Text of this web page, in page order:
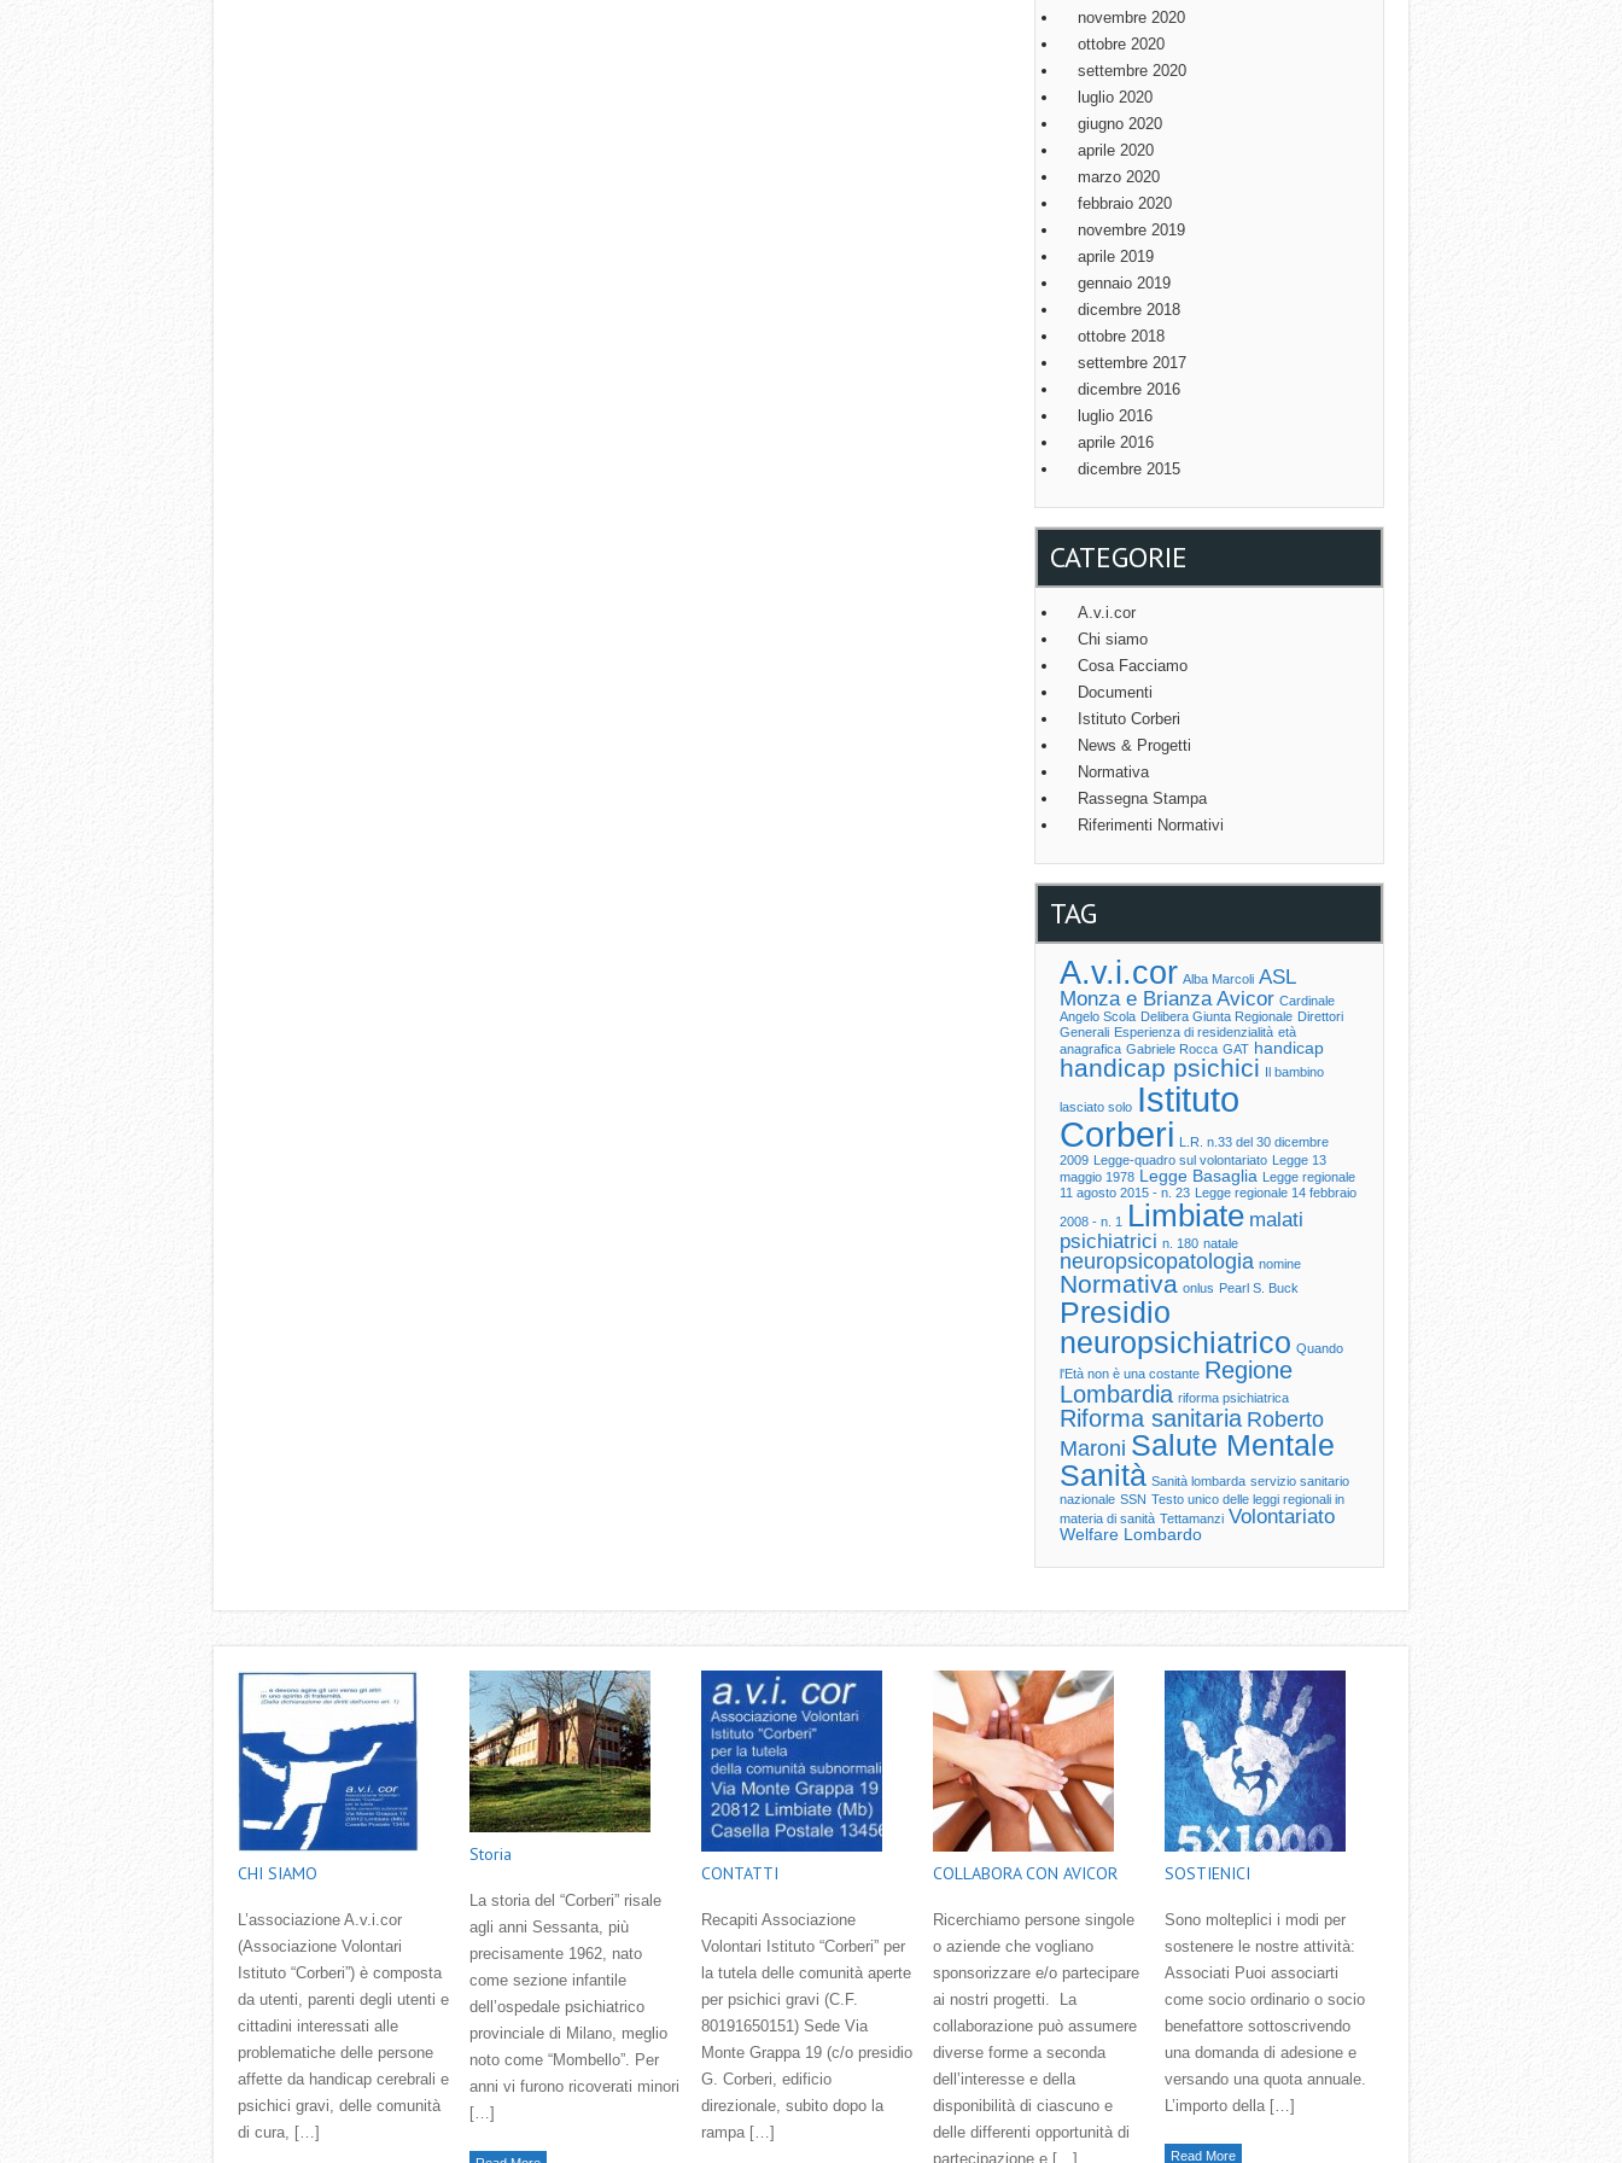
novembre 2020
ottobre 2020
settembre 2020
luglio 2020
giugno 2020
aprile 2020
marzo 2020
febbraio 2020
novembre 2019
aprile 2019
gennaio 2019
dicembre 2018
ottobre 2018
settembre 2017
dicembre 2016
luglio 2016
aprile 2016
dicembre 2015
CATEGORIE
A.v.i.cor
Chi siamo
Cosa Facciamo
Documenti
Istituto Corberi
News & Progetti
Normativa
Rassegna Stampa
Riferimenti Normativi
TAG
A.v.i.cor Alba Marcoli ASL
Monza e Brianza Avicor Cardinale
Angelo Scola Delibera Giunta Regionale Direttori
Generali Esperienza di residenzialità età
anagrafica Gabriele Rocca GAT handicap
handicap psichici Il bambino
lasciato solo Istituto
Corberi L.R. n.33 del 30 dicembre
2009 Legge-quadro sul volontariato Legge 13
maggio 1978 Legge Basaglia Legge regionale
11 agosto 2015 - n. 23 Legge regionale 14 febbraio
2008 - n. 1
Limbiate malati
psichiatrici n. 180 natale
neuropsicopatologia nomine
Normativa onlus Pearl S. Buck
Presidio
neuropsichiatrico Quando
l'Età non è una costante Regione
Lombardia riforma psichiatrica
Riforma sanitaria Roberto
Maroni Salute Mentale
Sanità Sanità lombarda servizio sanitario
nazionale SSN Testo unico delle leggi regionali in
materia di sanità Tettamanzi Volontariato
Welfare Lombardo
CHI SIAMO
L’associazione A.v.i.cor
(Associazione Volontari
Istituto “Corberi”) è composta
da utenti, parenti degli utenti e
cittadini interessati alle
problematiche delle persone
affette da handicap cerebrali e
psichici gravi, delle comunità
di cura, […]
Storia
La storia del “Corberi” risale
agli anni Sessanta, più
precisamente 1962, nato
come sezione infantile
dell’ospedale psichiatrico
provinciale di Milano, meglio
noto come “Mombello”. Per
anni vi furono ricoverati minori
[…]
CONTATTI
Recapiti Associazione
Volontari Istituto “Corberi” per
la tutela delle comunità aperte
per psichici gravi (C.F.
80191650151) Sede Via
Monte Grappa 19 (c/o presidio
G. Corberi, edificio
direzionale, subito dopo la
rampa […]
COLLABORA CON AVICOR
Ricerchiamo persone singole
o aziende che vogliano
sponsorizzare e/o partecipare
ai nostri progetti. La
collaborazione può assumere
diverse forme a seconda
dell‛interesse e della
disponibilità di ciascuno e
delle differenti opportunità di
partecipazione e […]
SOSTIENICI
Sono molteplici i modi per
sostenere le nostre attività:
Associati Puoi associarti
come socio ordinario o socio
benefattore sottoscrivendo
una domanda di adesione e
versando una quota annuale.
L’importo della […]
Read More